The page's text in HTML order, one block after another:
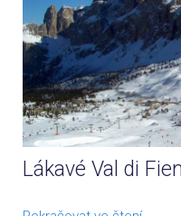
Lákavé Val di